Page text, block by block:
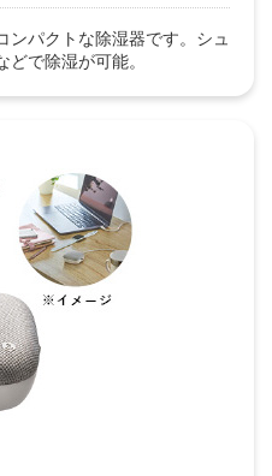
ンパクトな除湿器です。シュ
で除湿が可能。